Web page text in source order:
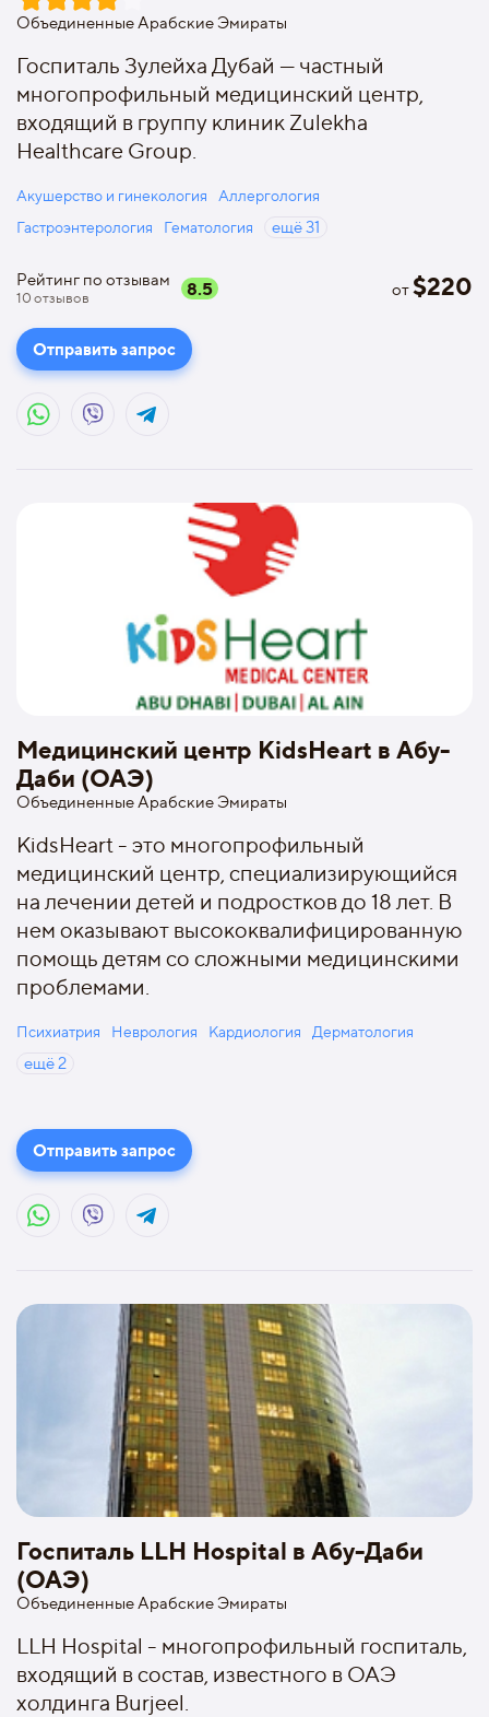
Объединенные Арабские Эмираты
Госпиталь Зулейха Дубай — частный
многопрофильный медицинский центр,
входящий в группу клиник Zulekha
Healthcare Group.
Акушерство и гинекология
Аллергология
Гастроэнтерология
Гематология ещё31
Рейтинг по отзывам
10отзывов 8.5 от$220
Отправить запрос
Медицинский центр KidsHeart в Абу-
Даби (ОАЭ)
Объединенные Арабские Эмираты
KidsHeart - это многопрофильный
медицинский центр, специализирующийся
на лечении детей и подростков до 18 лет. В
нем оказывают высококвалифицированную
помощь детям со сложными медицинскими
проблемами.
Психиатрия Неврология Кардиология Дерматология
ещё2
Отправить запрос
Госпиталь LLH Hospital в Абу-Даби
(ОАЭ)
Объединенные Арабские Эмираты
LLH Hospital - многопрофильный госпиталь,
входящий в состав, известного в ОАЭ
холдинга Burjeel.